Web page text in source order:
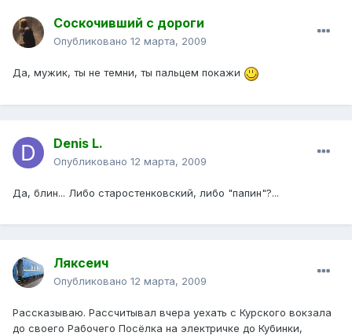
Соскочивший с дороги
Опубликовано 12 марта, 2009
Да, мужик, ты не темни, ты пальцем покажи
Denis L.
Опубликовано 12 марта, 2009
Да, блин... Либо старостенковский, либо "папин"?...
Ляксеич
Опубликовано 12 марта, 2009
Рассказываю. Рассчитывал вчера уехать с Курского вокзала
до своего Рабочего Посёлка на электричке до Кубинки,